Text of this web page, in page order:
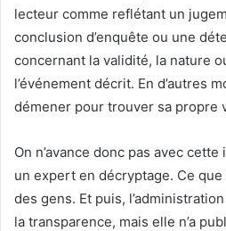
lecteur comme reflétant un
conclusion d’enquête ou une
concernant la validité, la nature
l’événement décrit. En d’autres
démener pour trouver sa propre
On n’avance donc pas avec
un expert en décryptage. Ce
des gens. Et puis,
la transparence, mais elle n’a